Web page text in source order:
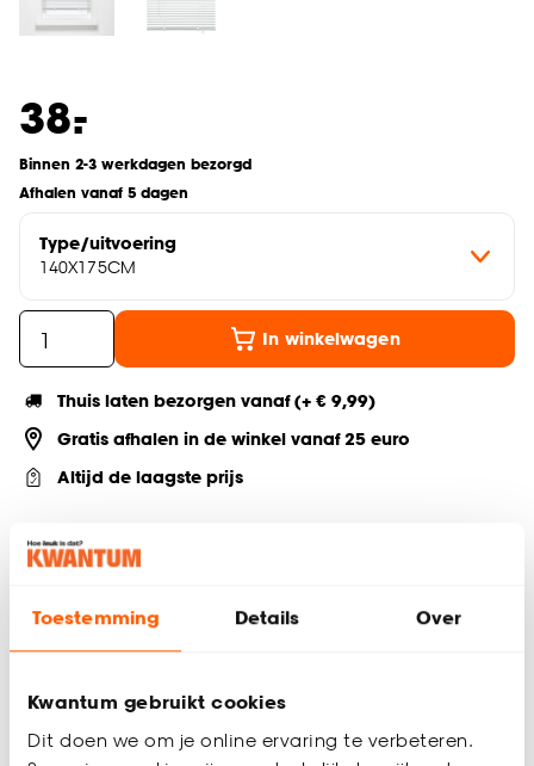
Toestemming Details Over
Kwantum gebruikt cookies
Dit doen we om je online ervaring te verbeteren.
38.
-
Binnen 2-3 werkdagen bezorgd
Afhalen vanaf 5 dagen
Type/uitvoering
140X175CM
In winkelwagen
Thuis laten bezorgen vanaf (+ € 9,99)
Gratis afhalen in de winkel vanaf 25 euro
Altijd de laagste prijs
Productomschrijving
het regelen van licht en privacy. Eenvoudig zelf te monteren.
Met vochtige doek reinigen. Het bedieningskoord zit aan de